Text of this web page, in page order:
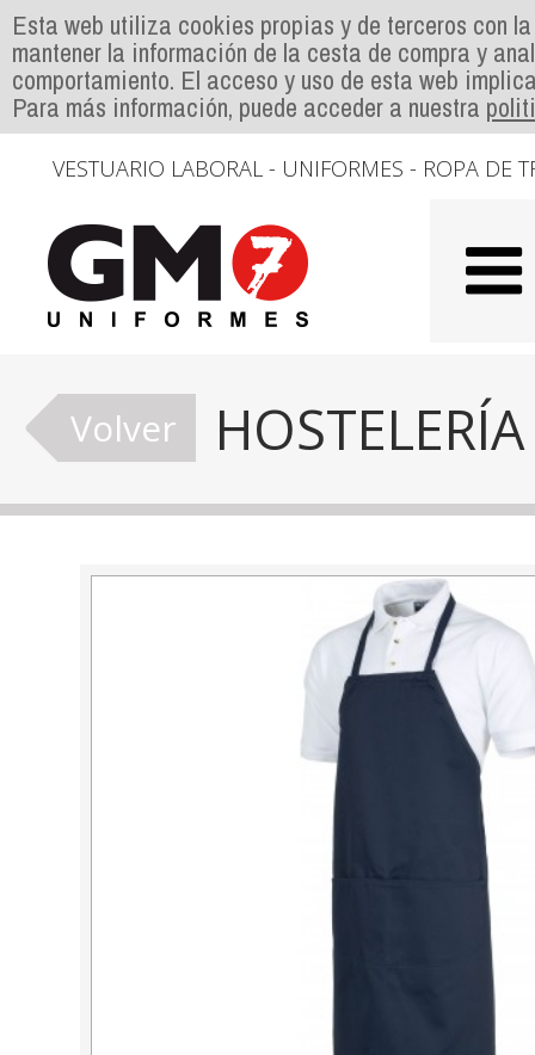
Esta web utiliza cookies propias y de terceros con
mantener la información de la cesta de compra y
comportamiento. El acceso y uso de esta web
Para más información, puede acceder a nuestra
VESTUARIO LABORAL - UNIFORMES - ROPA DE
Volver HOSTELERÍA